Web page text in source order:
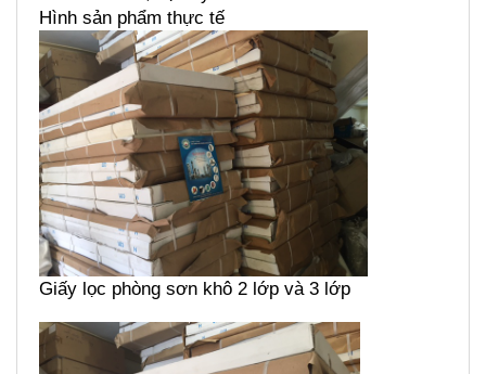
Hình sản phẩm thực tế
Giấy lọc phòng sơn khô 2 lớp và 3 lớp